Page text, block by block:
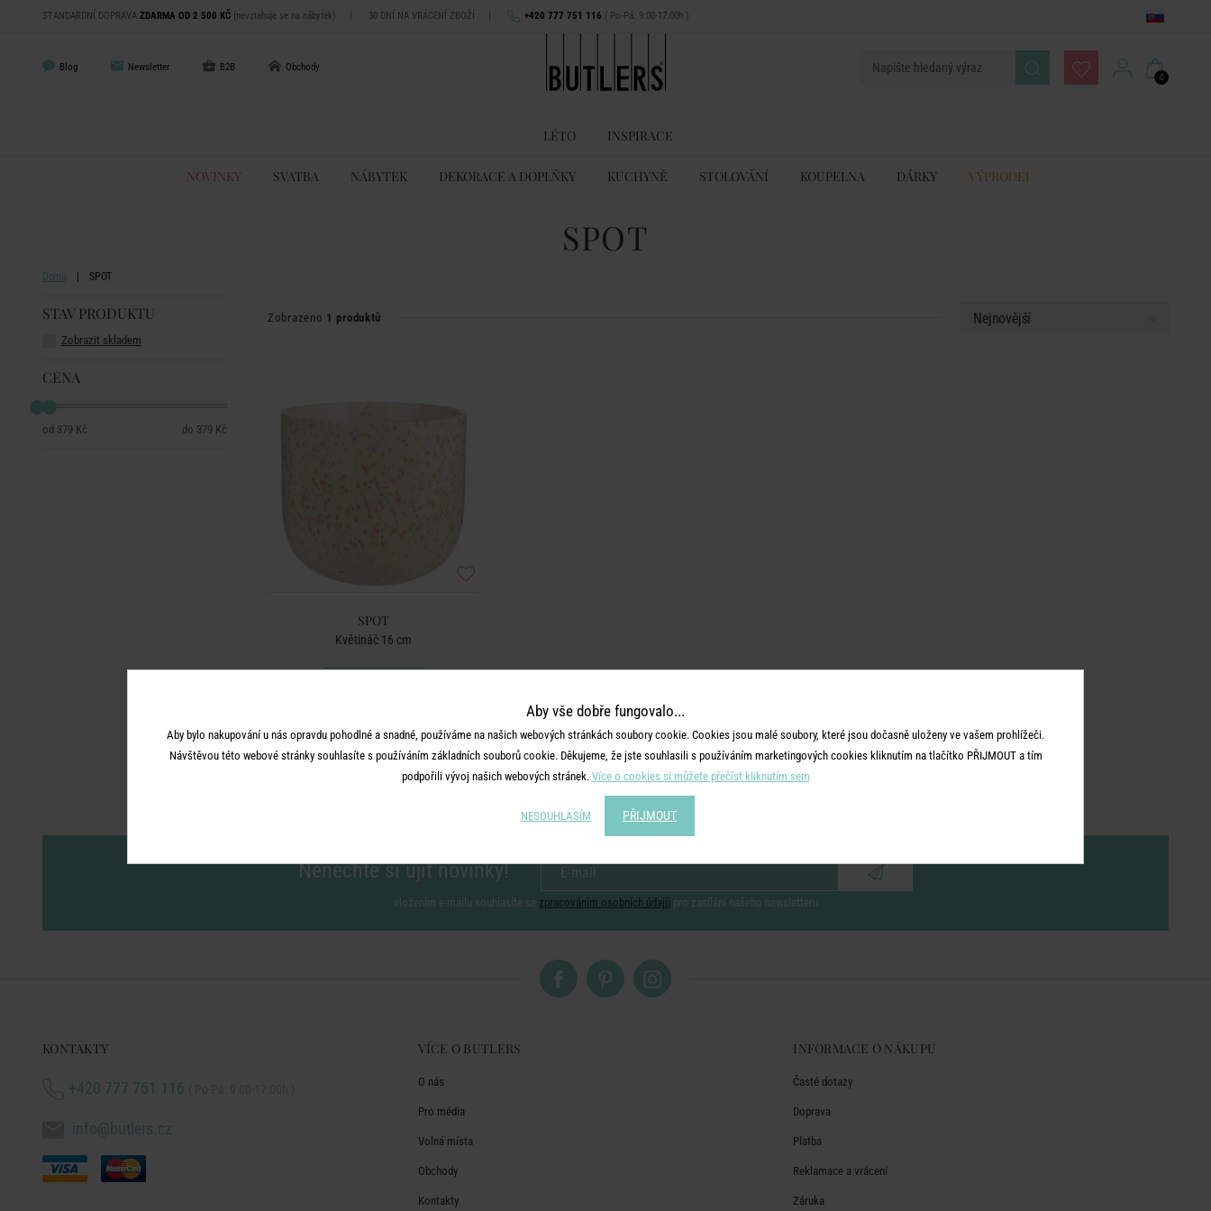
STANDARDNÍ DOPRAVA ZDARMA OD 2 500 KČ (nevztahuje se na nábytek) | 30 DNÍ NA VRÁCENÍ ZBOŽÍ | +420 777 751 116 ( Po-Pá: 9:00-17:00h )
Blog Newsletter B2B Obchody
0
LÉTO INSPIRACE
NOVINKY SVATBA NÁBYTEK DEKORACE A DOPLŇKY KUCHYNĚ STOLOVÁNÍ KOUPELNA DÁRKY VÝPRODEJ
SPOT
Domů SPOT
STAV PRODUKTU
Zobrazit skladem
CENA
379 Kč 379 Kč
Zobrazeno 1 produktů
SPOT
Květináč 16 cm
Nenechte si ujít novinky!
vložením e-mailu souhlasíte se zpracováním osobních údajů pro zasílání našeho newsletteru
KONTAKTY
+420 777 751 116
info@butlers.cz
VÍCE O BUTLERS
O nás
Pro média
Volná místa
Obchody
Kontakty
INFORMACE O NÁKUPU
Časté dotazy
Doprava
Platba
Reklamace a vrácení
Záruka
Aby vše dobře fungovalo...
Aby bylo nakupování u nás opravdu pohodlné a snadné, používáme na našich webových stránkách soubory cookie. Cookies jsou malé soubory, které jsou dočasně uloženy ve vašem prohlížeči.
Návštěvou této webové stránky souhlasíte s používáním základních souborů cookie. Děkujeme, že jste souhlasili s používáním marketingových cookies kliknutím na tlačítko PŘIJMOUT a tím
podpořili vývoj našich webových stránek. Více o cookies si můžete přečíst kliknutím sem
NESOUHLASÍM PŘIJMOUT